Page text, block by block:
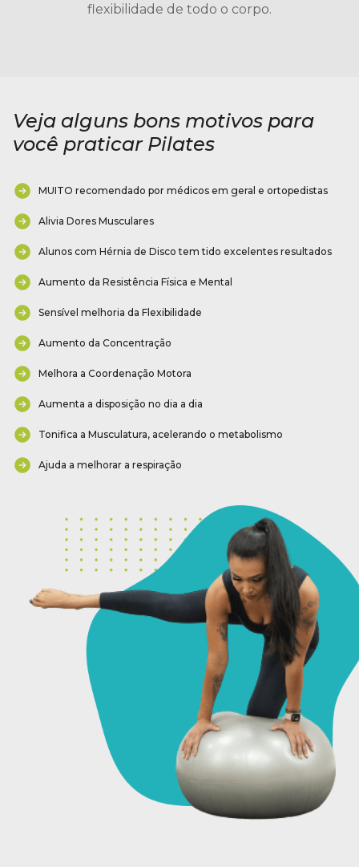
flexibilidade de todo o corpo.
Veja alguns bons motivos para
você praticar Pilates
MUITO recomendado por médicos em geral e ortopedistas
Alivia Dores Musculares
Alunos com Hérnia de Disco tem tido excelentes resultados
Aumento da Resistência Física e Mental
Sensível melhoria da Flexibilidade
Aumento da Concentração
Melhora a Coordenação Motora
Aumenta a disposição no dia a dia
Tonifica a Musculatura, acelerando o metabolismo
Ajuda a melhorar a respiração